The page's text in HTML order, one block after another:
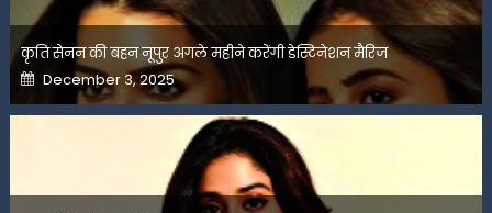
कृति सेनन की बहन नूपुर अगले महीने करेंगी डेस्टिनेशन मैरिज
Posted
on
December 3, 2025